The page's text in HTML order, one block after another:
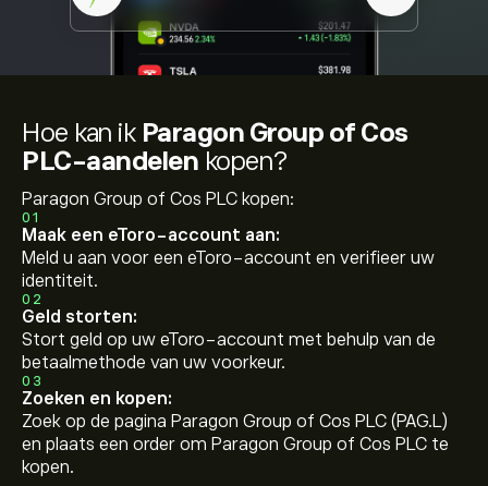
Hoe kan ik Paragon Group of Cos
PLC-aandelen kopen?
Paragon Group of Cos PLC kopen:
01
Maak een eToro-account aan:
Meld u aan voor een eToro-account en verifieer uw
identiteit.
02
Geld storten:
Stort geld op uw eToro-account met behulp van de
betaalmethode van uw voorkeur.
03
Zoeken en kopen:
Zoek op de pagina Paragon Group of Cos PLC (PAG.L)
en plaats een order om Paragon Group of Cos PLC te
kopen.